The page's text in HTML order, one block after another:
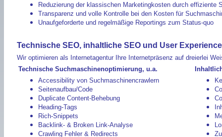
Reduzierung der klassischen Marketingkosten durch effiziente
Transparenz und volle Kontrolle bei den Kosten für
Unaufgeforderte und regelmäßige Reportings zum Status-quo
Technische SEO, inhaltliche SEO und User
Wir optimieren als Internetagentur Ihre Internetpräsenz auf dreierlei
Technische Suchmaschinenoptimierung, u.a.
Accessibility von Suchmaschinencrawlern
Seitenaufbau/Code
Duplicate Content-Behebung
Heading-Tags
Rich-Snippets
Backlink- & Broken Link-Analyse
Crawling Fehler & Redirects